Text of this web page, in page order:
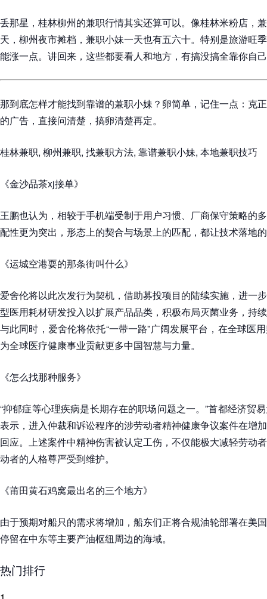
丢那星，桂林柳州的兼职行情其实还算可以。像桂林米粉店，
天，柳州夜市摊档，兼职小妹一天也有五六十。特别是旅游旺
能涨一点。讲回来，这些都要看人和地方，有搞没搞全靠你自
那到底怎样才能找到靠谱的兼职小妹？卵简单，记住一点：克
的广告，直接问清楚，搞卵清楚再定。
桂林兼职, 柳州兼职, 找兼职方法, 靠谱兼职小妹, 本地兼职技巧
《金沙品茶xj接单》
王鹏也认为，相较于手机端受制于用户习惯、厂商保守策略的
配性更为突出，形态上的契合与场景上的匹配，都让技术落地
《运城空港耍的那条街叫什么》
爱舍伦将以此次发行为契机，借助募投项目的陆续实施，进一
型医用耗材研发投入以扩展产品品类，积极布局灭菌业务，持
与此同时，爱舍伦将依托“一带一路”广阔发展平台，在全球医
为全球医疗健康事业贡献更多中国智慧与力量。
《怎么找那种服务》
“抑郁症等心理疾病是长期存在的职场问题之一。”首都经济贸
表示，进入仲裁和诉讼程序的涉劳动者精神健康争议案件在增
回应。上述案件中精神伤害被认定工伤，不仅能极大减轻劳动
动者的人格尊严受到维护。
《莆田黄石鸡窝最出名的三个地方》
由于预期对船只的需求将增加，船东们正将合规油轮部署在美
停留在中东等主要产油枢纽周边的海域。
热门排行